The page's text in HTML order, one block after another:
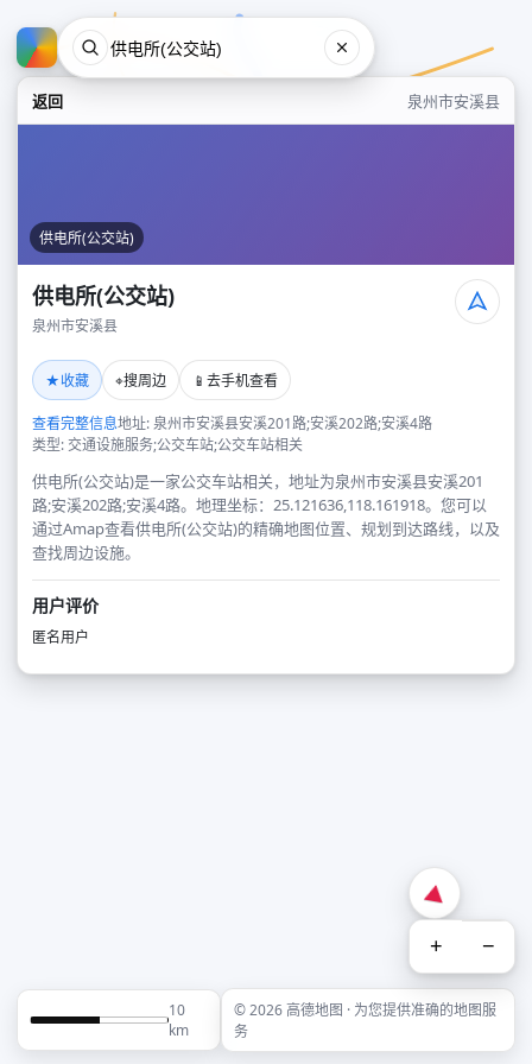
返回 泉州市安溪县
供电所(公交站)
供电所(公交站)
泉州市安溪县
★收藏 ⌖搜周边 📱 去手机查看
查看完整信息地址: 泉州市安溪县安溪201路;安溪202路;安溪4路
类型: 交通设施服务;公交车站;公交车站相关
供电所(公交站)是一家公交车站相关，地址为泉州市安溪县安溪201
路;安溪202路;安溪4路。地理坐标：25.121636,118.161918。您可以
通过Amap查看供电所(公交站)的精确地图位置、规划到达路线，以及
查找周边设施。
用户评价
匿名用户
+ −
10
km
© 2026 高德地图 · 为您提供准确的地图服
务